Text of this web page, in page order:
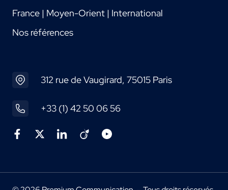
France | Moyen-Orient | International
Nos références
312 rue de Vaugirard, 75015 Paris
+33 (1) 42 50 06 56